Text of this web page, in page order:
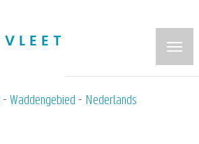
Waddengebied
Nederlands